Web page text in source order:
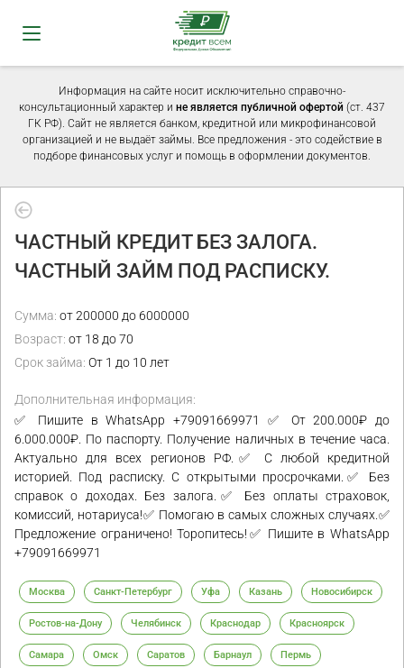
Информация на сайте носит исключительно справочно-
консультационный характер и не является публичной офертой (ст. 437
ГК РФ). Сайт не является банком, кредитной или микрофинансовой
организацией и не выдаёт займы. Все предложения - это содействие в
подборе финансовых услуг и помощь в оформлении документов.
ЧАСТНЫЙ КРЕДИТ БЕЗ ЗАЛОГА.
ЧАСТНЫЙ ЗАЙМ ПОД РАСПИСКУ.
Сумма: от 200000 до 6000000
Возраст: от 18 до 70
Срок займа: От 1 до 10 лет
Дополнительная информация:
✅ Пишите в WhatsApp +79091669971 ✅ От 200.000₽ до
6.000.000₽. По паспорту. Получение наличных в течение часа.
Актуально для всех регионов РФ.✅ С любой кредитной
историей. Под расписку. С открытыми просрочками.✅ Без
справок о доходах. Без залога.✅ Без оплаты страховок,
комиссий, нотариуса!✅ Помогаю в самых сложных случаях.✅
Предложение ограничено! Торопитесь!✅ Пишите в WhatsApp
+79091669971
Москва Санкт-Петербург Уфа Казань Новосибирск
Ростов-на-Дону Челябинск Краснодар Красноярск
Самара Омск Саратов Барнаул Пермь